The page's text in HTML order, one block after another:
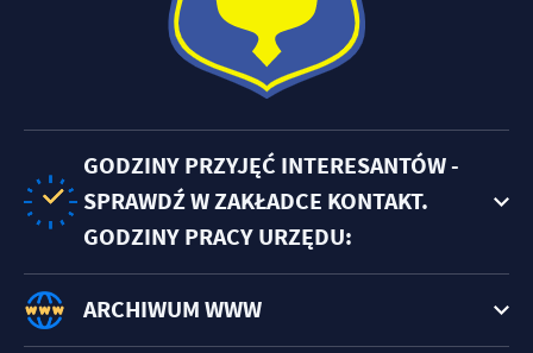
GODZINY PRZYJĘĆ INTERESANTÓW -
SPRAWDŹ W ZAKŁADCE KONTAKT.
GODZINY PRACY URZĘDU:
ARCHIWUM WWW